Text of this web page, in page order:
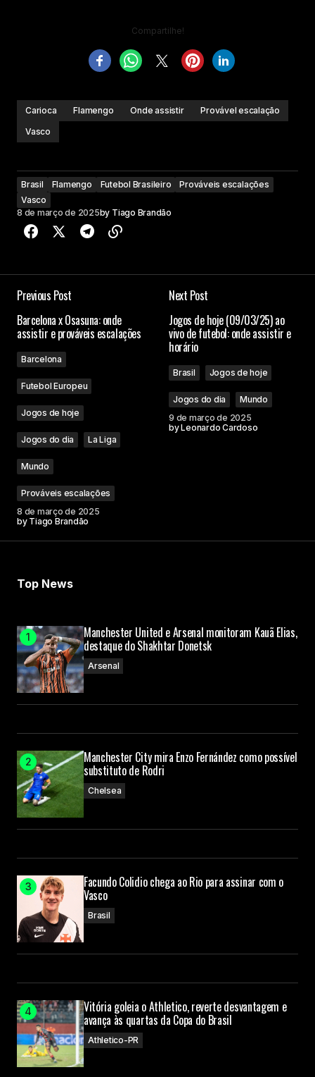
Compartilhe!
Carioca Flamengo Onde assistir
Provável escalação
Vasco
Brasil Flamengo Futebol Brasileiro
Prováveis escalações
Vasco
8 de março de 2025by Tiago Brandão
Previous Post
Barcelona x Osasuna: onde
assistir e prováveis escalações
Barcelona
Futebol Europeu
Jogos de hoje
Jogos do dia La Liga
Mundo
Prováveis escalações
8 de março de 2025
by Tiago Brandão
Next Post
Jogos de hoje (09/03/25) ao
vivo de futebol: onde assistir e
horário
Brasil Jogos de hoje
Jogos do dia
Mundo
9 de março de 2025
byLeonardo Cardoso
Top News
Manchester United e Arsenal monitoram Kauã Elias,
destaque do Shakhtar Donetsk
Arsenal
Manchester City mira Enzo Fernández como possível
substituto de Rodri
Chelsea
Facundo Colidio chega ao Rio para assinar com o
Vasco
Brasil
Vitória goleia o Athletico, reverte desvantagem e
avança às quartas da Copa do Brasil
Athletico-PR